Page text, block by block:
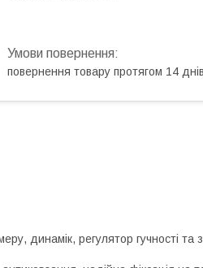
повернення товару протягом 14 днів
динамік, регулятор гучності та